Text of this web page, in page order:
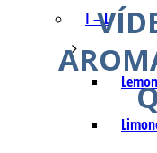
I – L